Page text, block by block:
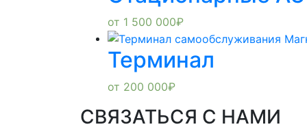
от 1 500 000₽
Терминал
от 200 000₽
СВЯЗАТЬСЯ С НАМИ